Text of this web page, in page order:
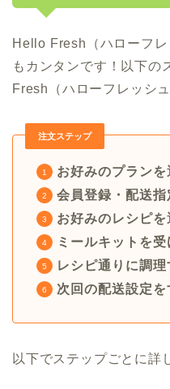
Hello Fresh（ハローフ
もカンタンです！以下の
Fresh（ハローフレッシ
注文ステップ
お好みのプランを
会員登録・配送指
お好みのレシピを
ミールキットを受
レシピ通りに調理
次回の配送設定を
以下でステップごとに詳